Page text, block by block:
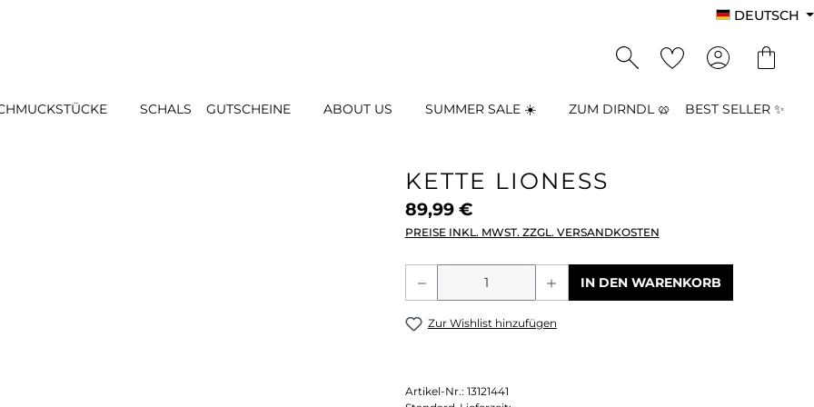
DEUTSCH
SCHALS GUTSCHEINE ABOUT US SUMMER SALE ☀️ ZUM DIRNDL 🥨 BEST SELLER ✨
KETTE LIONESS
89,99 €
PREISE INKL. MWST. ZZGL. VERSANDKOSTEN
Produkt Anzahl: Gib den
IN DEN WARENKORB
Zur Wishlist hinzufügen
Artikel-Nr.: 13121441